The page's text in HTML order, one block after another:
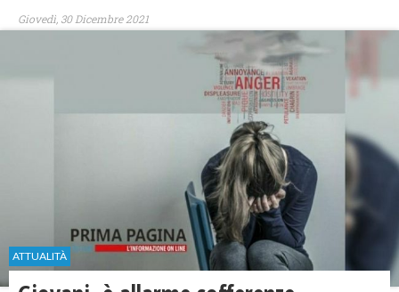
Giovedì, 30 Dicembre 2021
ATTUALITÀ